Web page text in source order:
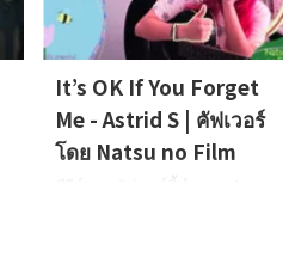
เธอ บันทึกเสียงตรงจากห้องนอน
ของเธอครั้งนี้ เธอคัฟเวอร์เพลง
“BIRDS OF A FEATHER” ของ
Vocals, Guitar:
Leon (Natsu no Film ...
It’s OK If You Forget
Me - Astrid S | คัฟเวอร์
โดย Natsu no Film
ซีรีส์เพลงคัฟเวอร์นี้นำเสนอ Leon